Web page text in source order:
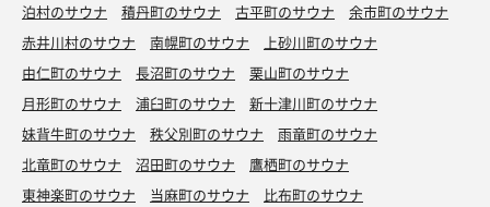
泊村のサウナ
積丹町のサウナ 古平町のサウナ
余市町のサウナ
赤井川村のサウナ
南幌町のサウナ
上砂川町のサウナ
由仁町のサウナ
長沼町のサウナ
栗山町のサウナ
月形町のサウナ
浦臼町のサウナ
新十津川町のサウナ
妹背牛町のサウナ
秩父別町のサウナ
雨竜町のサウナ
北竜町のサウナ
沼田町のサウナ
鷹栖町のサウナ
東神楽町のサウナ
当麻町のサウナ
比布町のサウナ